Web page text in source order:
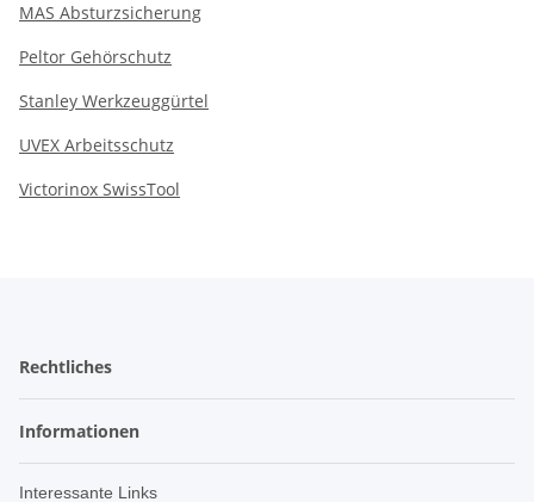
MAS Absturzsicherung
Peltor Gehörschutz
Stanley Werkzeuggürtel
UVEX Arbeitsschutz
Victorinox SwissTool
Rechtliches
Informationen
Interessante Links